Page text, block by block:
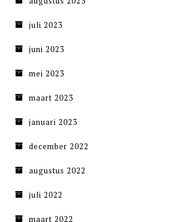
juli 2023
juni 2023
mei 2023
maart 2023
januari 2023
december 2022
augustus 2022
juli 2022
maart 2022